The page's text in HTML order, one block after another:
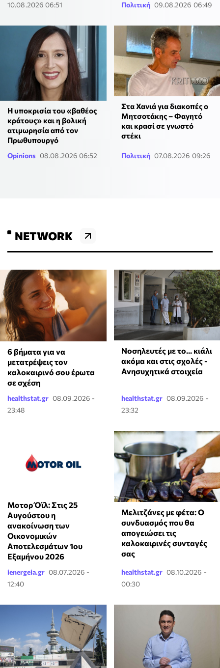
10.08.2026 06:51
Πολιτική 09.08.2026 06:49
Η υποκρισία του «βαθέος
κράτους» και η βολική
ατιμωρησία από τον
Πρωθυπουργό
Opinions 08.08.2026 06:52
Στα Χανιά για διακοπές ο
Μητσοτάκης – Φαγητό
και κρασί σε γνωστό
στέκι
Πολιτική 07.08.2026 09:26
NETWORK
6 βήματα για να
μετατρέψεις τον
καλοκαιρινό σου έρωτα
σε σχέση
healthstat.gr 08.09.2026 -
23:48
Νοσηλευτές με το... κιάλι
ακόμα και στις σχολές -
Ανησυχητικά στοιχεία
healthstat.gr 08.09.2026 -
23:32
Μοτορ Όϊλ: Στις 25
Αυγούστου η
ανακοίνωση των
Οικονομικών
Αποτελεσμάτων 1ου
Εξαμήνου 2026
ienergeia.gr 08.07.2026 -
12:40
Μελιτζάνες με φέτα: Ο
συνδυασμός που θα
απογειώσει τις
καλοκαιρινές συνταγές
σας
healthstat.gr 08.10.2026 -
00:30